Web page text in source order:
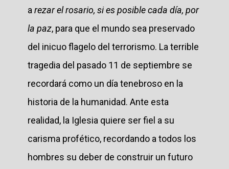
a rezar el rosario, si es posible cada día, por
la paz, para que el mundo sea preservado
del inicuo flagelo del terrorismo. La terrible
tragedia del pasado 11 de septiembre se
recordará como un día tenebroso en la
historia de la humanidad. Ante esta
realidad, la Iglesia quiere ser fiel a su
carisma profético, recordando a todos los
hombres su deber de construir un futuro